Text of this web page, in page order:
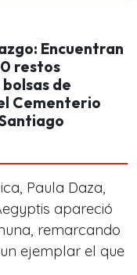
Encuentran
restos
de
Cementerio
Paula Daza,
apareció
remarcando
ejemplar el que